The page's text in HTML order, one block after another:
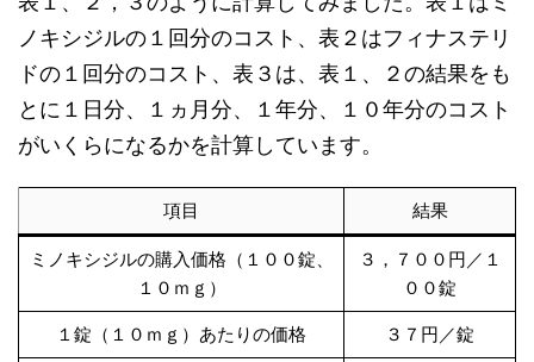
ノキシジルの１回分のコスト、表２はフィナステリ
ドの１回分のコスト、表３は、表１、２の結果をも
とに１日分、１ヵ月分、１年分、１０年分のコスト
がいくらになるかを計算しています。
項目 結果
ミノキシジルの購入価格（１００錠、
１０ｍｇ）
３，７００円／１
００錠
１錠（１０ｍｇ）あたりの価格 ３７円／錠